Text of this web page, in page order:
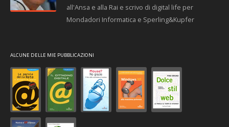
all'Ansa e alla Rai e scrivo di digital life per
Mondadori Informatica e Sperling&Kupfer
ALCUNE DELLE MIE PUBBLICAZIONI